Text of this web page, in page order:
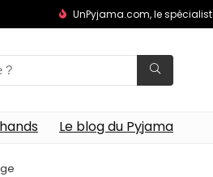
UnPyjama.com, le
Le blog du Pyjama